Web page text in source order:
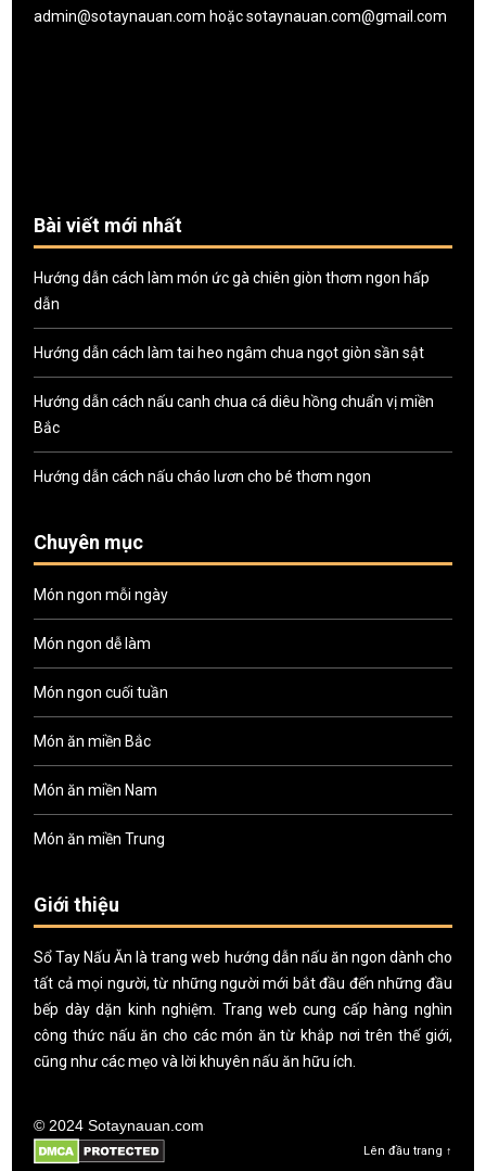
admin@sotaynauan.com hoặcsotaynauan.com@gmail.com
Bài viết mới nhất
Hướng dẫn cách làm món ức gà chiên giòn thơm ngon hấp
dẫn
Hướng dẫn cách làm tai heo ngâm chua ngọt giòn sần sật
Hướng dẫn cách nấu canh chua cá diêu hồng chuẩn vị miền
Bắc
Hướng dẫn cách nấu cháo lươn cho bé thơm ngon
Chuyên mục
Món ngon mỗi ngày
Món ngon dễ làm
Món ngon cuối tuần
Món ăn miền Bắc
Món ăn miền Nam
Món ăn miền Trung
Giới thiệu
Sổ Tay Nấu Ăn là trang web hướng dẫn nấu ăn ngon dành cho
tất cả mọi người, từ những người mới bắt đầu đến những đầu
bếp dày dặn kinh nghiệm. Trang web cung cấp hàng nghìn
công thức nấu ăn cho các món ăn từ khắp nơi trên thế giới,
cũng như các mẹo và lời khuyên nấu ăn hữu ích.
© 2024 Sotaynauan.com
Lên đầu trang ↑